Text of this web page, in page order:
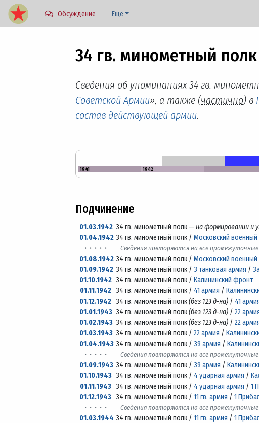
Обсуждение Ещё
34 гв. минометный полк
Перейти к:навигация,поиск
Сведения об упоминаниях 34 гв.
Советской Армии», а также (частично) в
состав действующей армии.
1941 1942
Подчинение
01.03.194234 гв. минометный полк —на формировании и
01.04.194234 гв. минометный полк /Московский военный
· · · · ·
Сведения повторяются на все
01.08.194234 гв. минометный полк /Московский военный
01.09.194234 гв. минометный полк /3 танковая армия /
01.10.194234 гв. минометный полк /Калининский фронт
01.11.1942 34 гв. минометный полк / 41 армия /
01.12.1942 34 гв. минометный полк(без 123 д-на) / 41
01.01.194334 гв. минометный полк(без 123 д-на) /22
01.02.194334 гв. минометный полк(без 123 д-на) /22
01.03.194334 гв. минометный полк /22 армия /
01.04.194334 гв. минометный полк /39 армия /
· · · · ·
Сведения повторяются на все
01.09.194334 гв. минометный полк /39 армия /
01.10.194334 гв. минометный полк / 4 ударная армия /
01.11.1943 34 гв. минометный полк / 4 ударная армия /1
01.12.1943 34 гв. минометный полк /11 гв. армия /1
· · · · ·
Сведения повторяются на все
01.03.194434 гв. минометный полк /11 гв. армия /1